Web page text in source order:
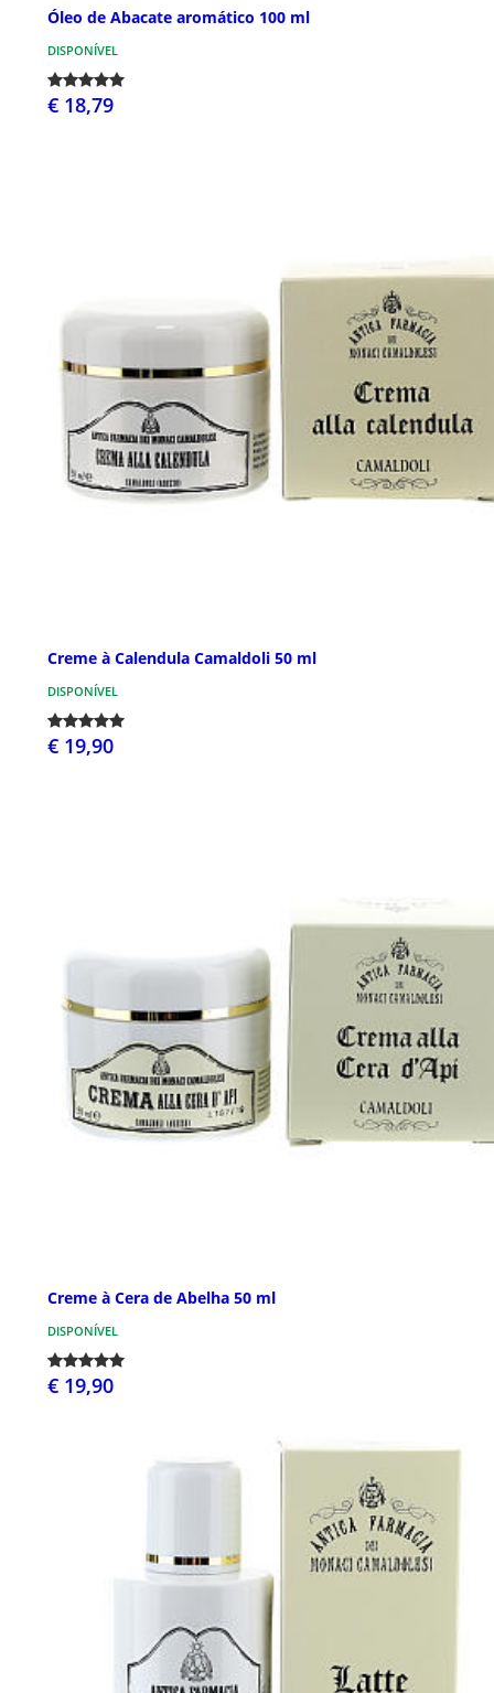
Óleo de Abacate aromático 100 ml
DISPONÍVEL
€ 18,79
Creme à Calendula Camaldoli 50 ml
DISPONÍVEL
€ 19,90
Creme à Cera de Abelha 50 ml
DISPONÍVEL
€ 19,90